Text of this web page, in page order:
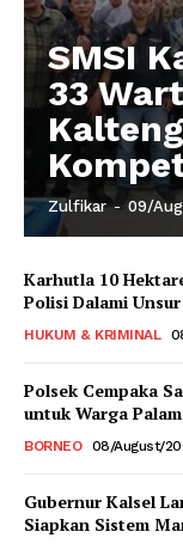
SMSI
33
Zulfikar - 09/
Karhutla 10
Polisi Dalami
HUKUM & KRIMINAL
Polsek Cempaka
untuk Warga
BORNEO 08/August/
Gubernur Kalsel
Siapkan Sistem